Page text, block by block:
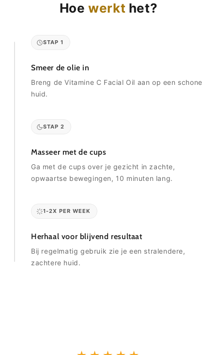
Hoewerkt het?
STAP 1
Smeer de olie in
Breng de Vitamine C Facial Oil aan op een schone
huid.
STAP 2
Masseer met de cups
Ga met de cups over je gezicht in zachte,
opwaartse bewegingen, 10 minuten lang.
1-2X PER WEEK
Herhaal voor blijvend resultaat
Bij regelmatig gebruik zie je een stralendere,
zachtere huid.